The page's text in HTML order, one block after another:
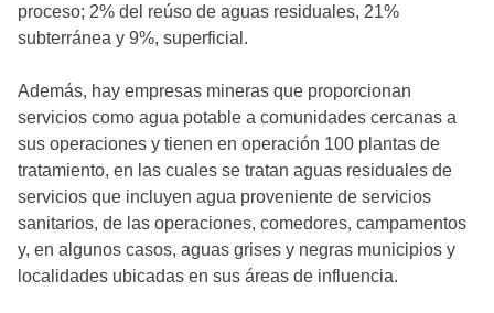
proceso; 2% del reúso de aguas residuales, 21%
subterránea y 9%, superficial.
Además, hay empresas mineras que proporcionan
servicios como agua potable a comunidades cercanas a
sus operaciones y tienen en operación 100 plantas de
tratamiento, en las cuales se tratan aguas residuales de
servicios que incluyen agua proveniente de servicios
sanitarios, de las operaciones, comedores, campamentos
y, en algunos casos, aguas grises y negras municipios y
localidades ubicadas en sus áreas de influencia.